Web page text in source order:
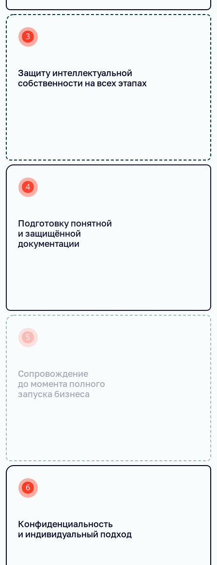
3
Защиту интеллектуальной
собственности на всех этапах
4
Подготовку понятной
и защищённой
документации
5
Сопровождение
до момента полного
запуска бизнеса
6
Конфиденциальность
и индивидуальный подход